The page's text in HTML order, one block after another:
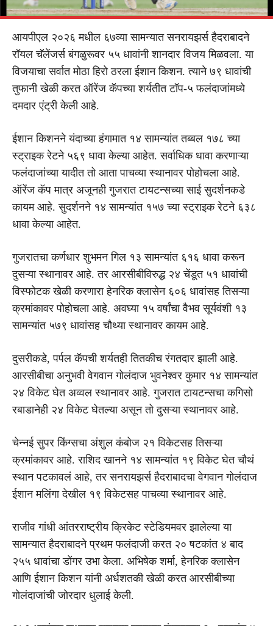
आयपीएल २०२६ मधील ६७व्या सामन्यात सनरायझर्स हैदराबादने
रॉयल चॅलेंजर्स बंगळुरूवर ५५ धावांनी शानदार विजय मिळवला. या
विजयाचा सर्वात मोठा हिरो ठरला ईशान किशन. त्याने ७९ धावांची
तुफानी खेळी करत ऑरेंज कॅपच्या शर्यतीत टॉप-५ फलंदाजांमध्ये
दमदार एंट्री केली आहे.
ईशान किशनने यंदाच्या हंगामात १४ सामन्यांत तब्बल १७८ च्या
स्ट्राइक रेटने ५६९ धावा केल्या आहेत. सर्वाधिक धावा करणाऱ्या
फलंदाजांच्या यादीत तो आता पाचव्या स्थानावर पोहोचला आहे.
ऑरेंज कॅप मात्र अजूनही गुजरात टायटन्सच्या साई सुदर्शनकडे
कायम आहे. सुदर्शनने १४ सामन्यांत १५७ च्या स्ट्राइक रेटने ६३८
धावा केल्या आहेत.
गुजरातचा कर्णधार शुभमन गिल १३ सामन्यांत ६१६ धावा करून
दुसऱ्या स्थानावर आहे. तर आरसीबीविरुद्ध २४ चेंडूत ५१ धावांची
विस्फोटक खेळी करणारा हेनरिक क्लासेन ६०६ धावांसह तिसऱ्या
क्रमांकावर पोहोचला आहे. अवघ्या १५ वर्षांचा वैभव सूर्यवंशी १३
सामन्यांत ५७९ धावांसह चौथ्या स्थानावर कायम आहे.
दुसरीकडे, पर्पल कॅपची शर्यतही तितकीच रंगतदार झाली आहे.
आरसीबीचा अनुभवी वेगवान गोलंदाज भुवनेश्वर कुमार १४ सामन्यांत
२४ विकेट घेत अव्वल स्थानावर आहे. गुजरात टायटन्सचा कगिसो
रबाडानेही २४ विकेट घेतल्या असून तो दुसऱ्या स्थानावर आहे.
चेन्नई सुपर किंग्सचा अंशुल कंबोज २१ विकेटसह तिसऱ्या
क्रमांकावर आहे. राशिद खानने १४ सामन्यांत १९ विकेट घेत चौथं
स्थान पटकावलं आहे, तर सनरायझर्स हैदराबादचा वेगवान गोलंदाज
ईशान मलिंगा देखील १९ विकेटसह पाचव्या स्थानावर आहे.
राजीव गांधी आंतरराष्ट्रीय क्रिकेट स्टेडियमवर झालेल्या या
सामन्यात हैदराबादने प्रथम फलंदाजी करत २० षटकांत ४ बाद
२५५ धावांचा डोंगर उभा केला. अभिषेक शर्मा, हेनरिक क्लासेन
आणि ईशान किशन यांनी अर्धशतकी खेळी करत आरसीबीच्या
गोलंदाजांची जोरदार धुलाई केली.